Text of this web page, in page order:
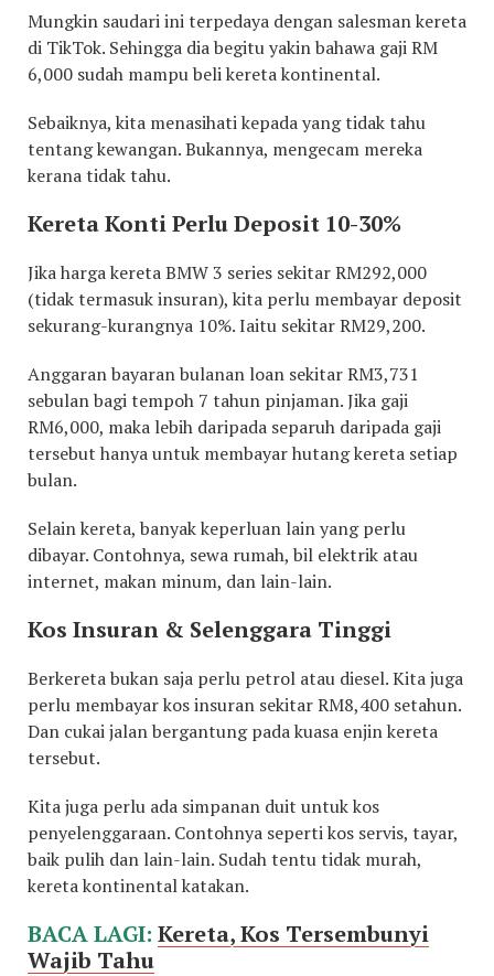
Mungkin saudari ini terpedaya dengan salesman kereta
di TikTok. Sehingga dia begitu yakin bahawa gaji RM
6,000 sudah mampu beli kereta kontinental.
Sebaiknya, kita menasihati kepada yang tidak tahu
tentang kewangan. Bukannya, mengecam mereka
kerana tidak tahu.
Kereta Konti Perlu Deposit 10-30%
Jika harga kereta BMW 3 series sekitar RM292,000
(tidak termasuk insuran), kita perlu membayar deposit
sekurang-kurangnya 10%. Iaitu sekitar RM29,200.
Anggaran bayaran bulanan loan sekitar RM3,731
sebulan bagi tempoh 7 tahun pinjaman. Jika gaji
RM6,000, maka lebih daripada separuh daripada gaji
tersebut hanya untuk membayar hutang kereta setiap
bulan.
Selain kereta, banyak keperluan lain yang perlu
dibayar. Contohnya, sewa rumah, bil elektrik atau
internet, makan minum, dan lain-lain.
Kos Insuran & Selenggara Tinggi
Berkereta bukan saja perlu petrol atau diesel. Kita juga
perlu membayar kos insuran sekitar RM8,400 setahun.
Dan cukai jalan bergantung pada kuasa enjin kereta
tersebut.
Kita juga perlu ada simpanan duit untuk kos
penyelenggaraan. Contohnya seperti kos servis, tayar,
baik pulih dan lain-lain. Sudah tentu tidak murah,
kereta kontinental katakan.
BACA LAGI: Kereta, Kos Tersembunyi
Wajib Tahu